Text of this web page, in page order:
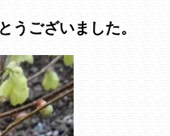
うございました。